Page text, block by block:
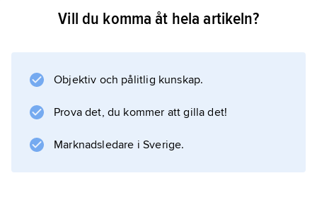
Ledung innebar att befolkningen skulle ordna
Vill du komma åt hela artikeln?
Objektiv och pålitlig kunskap.
Prova det, du kommer att gilla det!
Marknadsledare i Sverige.